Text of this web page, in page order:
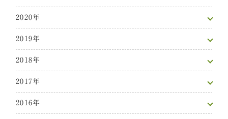
2020年
2019年
2018年
2017年
2016年